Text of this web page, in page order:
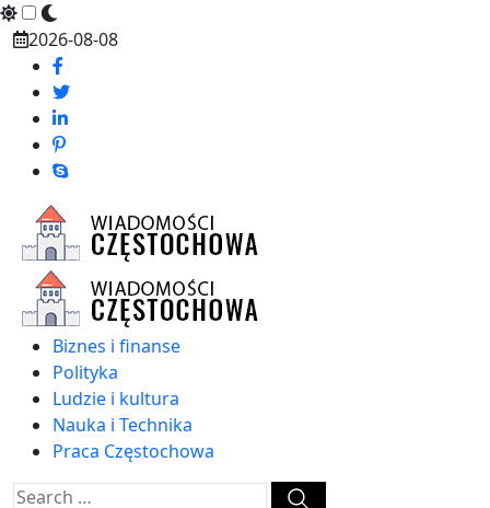
Skip
content
2026-08-08
Biznes i finanse
Polityka
Ludzie i kultura
Nauka i Technika
Praca Częstochowa